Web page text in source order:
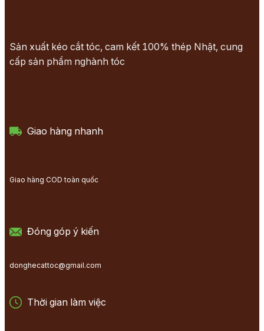
Sản xuất kéo cắt tóc, cam kết 100% thép Nhật, cung
cấp sản phẩm nghành tóc
Giao hàng nhanh
Giao hàng COD toàn quốc
Đóng góp ý kiến
donghecattoc@gmail.com
Thời gian làm việc